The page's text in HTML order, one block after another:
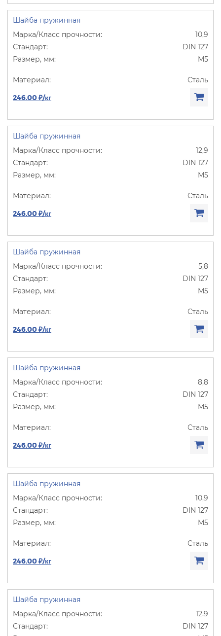
Шайба пружинная
10,9
DIN 127
М5
Сталь
246.00 ₽/кг
Шайба пружинная
12,9
DIN 127
М5
Сталь
246.00 ₽/кг
Шайба пружинная
5,8
DIN 127
М5
Сталь
246.00 ₽/кг
Шайба пружинная
8,8
DIN 127
М5
Сталь
246.00 ₽/кг
Шайба пружинная
10,9
DIN 127
М5
Сталь
246.00 ₽/кг
Шайба пружинная
12,9
DIN 127